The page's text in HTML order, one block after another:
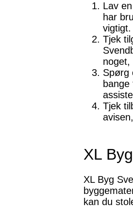
Lav
har
vigtigt.
Tjek
Spørg
Tjek
XL
XL Byg
kan du